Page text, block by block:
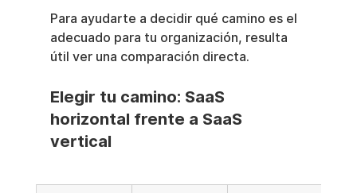
Para ayudarte a decidir qué camino es el
adecuado para tu organización, resulta
útil ver una comparación directa.
Elegir tu camino: SaaS
horizontal frente a SaaS
vertical